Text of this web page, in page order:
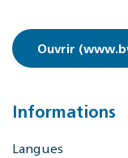
Ouvrir
Informations
Langues